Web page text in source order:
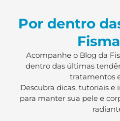
Por dentro
Acompanhe o Blog da
dentro das últimas
tratamentos
Descubra dicas, tutoriais e
para manter sua pele e